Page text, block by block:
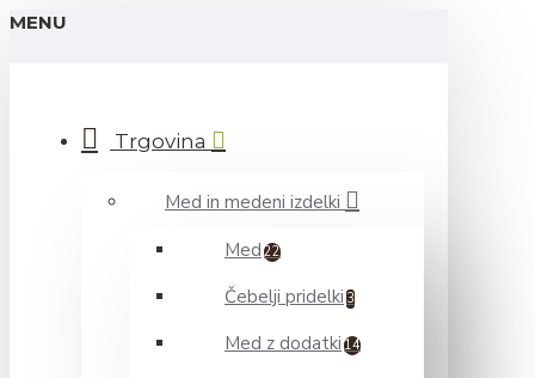
MENU
Trgovina
Med in medeni izdelki
Med 22
Čebelji pridelki 3
Med z dodatki 14